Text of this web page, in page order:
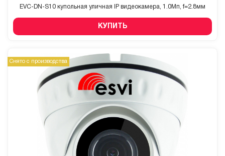
EVC-DN-S10 купольная уличная IP видеокамера, 1.0Мп, f=2.8мм
КУПИТЬ
Снято с производства